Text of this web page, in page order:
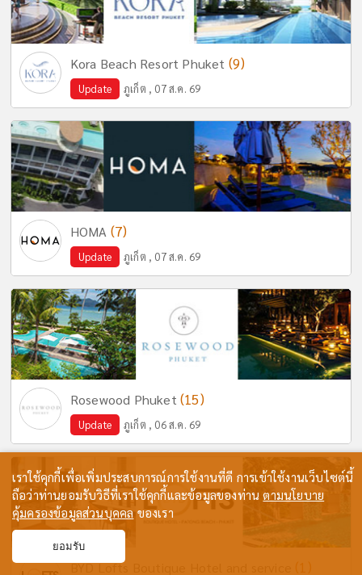
Kora Beach Resort Phuket (9)
Update ภูเก็ต , 07 ส.ค. 69
HOMA (7)
Update ภูเก็ต , 07 ส.ค. 69
Rosewood Phuket (15)
Update ภูเก็ต , 06 ส.ค. 69
BYD Lofts Boutique Hotel and service (1)
เราใช้คุกกี้เพื่อเพิ่มประสบการณ์การใช้งานที่ดี การเข้าใช้งานเว็บไซต์นี้
ถือว่าท่านยอมรับวิธีที่เราใช้คุกกี้และข้อมูลของท่านตามนโยบาย
คุ้มครองข้อมูลส่วนบุคคล ของเรา
ยอมรับ